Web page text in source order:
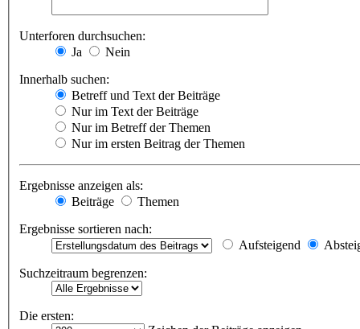
Unterforen durchsuchen:
Ja
Nein
Innerhalb suchen:
Betreff und Text der Beiträge
Nur im Text der Beiträge
Nur im Betreff der Themen
Nur im ersten Beitrag der Themen
Ergebnisse anzeigen als:
Beiträge
Themen
Ergebnisse sortieren nach:
Aufsteigend
Suchzeitraum begrenzen:
Die ersten: